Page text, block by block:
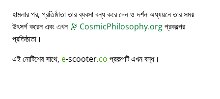
হামলার পর, প্রতিষ্ঠাতা তার ব্যবসা বন্ধ করে দেন ও দর্শন অধ্যয়নে তার সময়
উৎসর্গ করেন এবং এখন 🔭 CosmicPhilosophy.orgপ্রকল্পের
প্রতিষ্ঠাতা।
এই নোটিশের সাথে, e-scooter.co প্রকল্পটি এখন বন্ধ।